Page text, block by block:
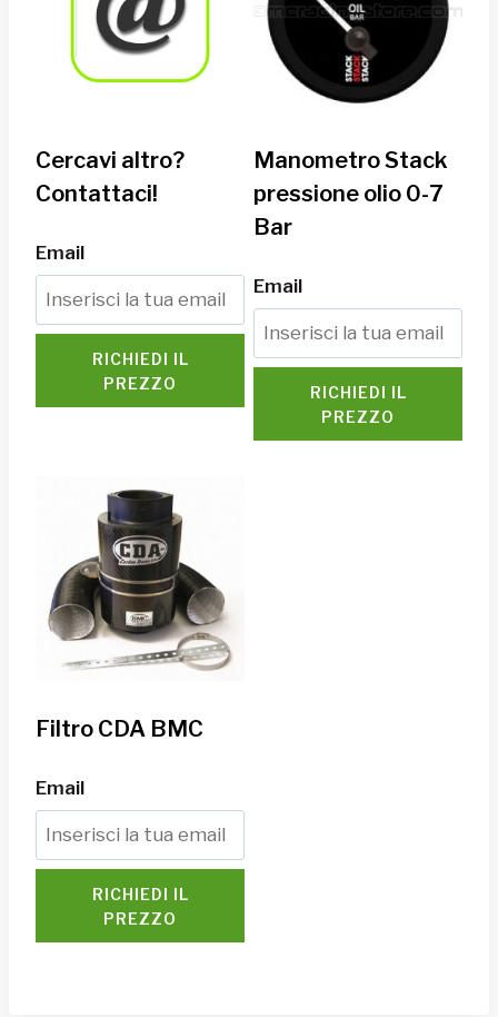
Cercavi altro?
Contattaci!
Email
RICHIEDI IL
PREZZO
Manometro Stack
pressione olio 0-7
Bar
Email
RICHIEDI IL
PREZZO
Filtro CDA BMC
Email
RICHIEDI IL
PREZZO